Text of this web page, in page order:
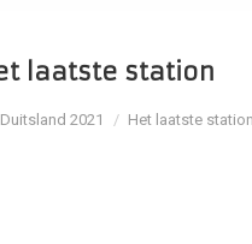
laatste station
hier:
Duitsland 2021 Het laatste station